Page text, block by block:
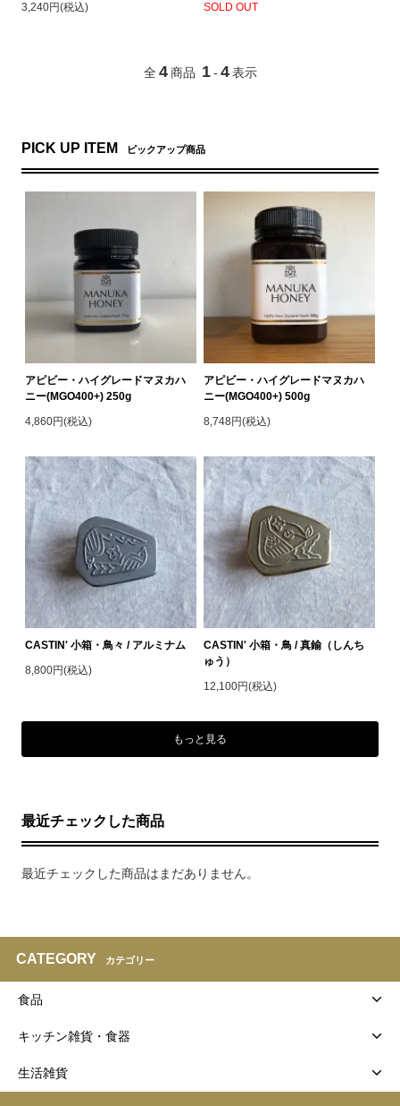
3,240円(税込)
SOLD OUT
全 4 商品 1 - 4 表示
PICK UP ITEM ピックアップ商品
アピビー・ハイグレードマヌカハ
ニー(MGO400+) 250g
4,860円(税込)
アピビー・ハイグレードマヌカハ
ニー(MGO400+) 500g
8,748円(税込)
CASTIN' 小箱・鳥々 / アルミナム
8,800円(税込)
CASTIN' 小箱・鳥 / 真鍮（しんち
ゅう）
12,100円(税込)
もっと見る
最近チェックした商品
最近チェックした商品はまだありません。
CATEGORY カテゴリー
食品
キッチン雑貨・食器
生活雑貨